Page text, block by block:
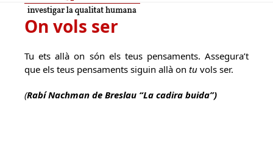
menu
menu
On vols ser
Tu ets allà on són els teus pensaments. Assegura’t
que els teus pensaments siguin allà on tu vols ser.
(Rabí Nachman de Breslau “La cadira buida”)